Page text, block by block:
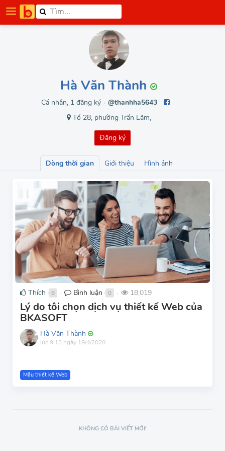
Hà Văn Thành
Cá nhân, 1 đăng ký ●
@thanhha5643
Tổ 28, phường Trần Lãm,
Đăng ký
Dòng thời gian Giới thiệu Hình ảnh
Thích 6 ● Bình luận 0 ● 18,019
Lý do tôi chọn dịch vụ thiết kế Web của
BKASOFT
Hà Văn Thành
lúc 9:13 ngày 19/4/2020
Mẫu thiết kế Web
KHÔNG CÓ BÀI VIẾT MỚI!